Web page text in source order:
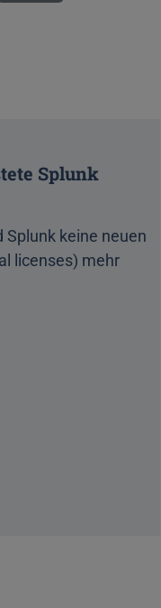
Splunk
keine neuen
licenses) mehr